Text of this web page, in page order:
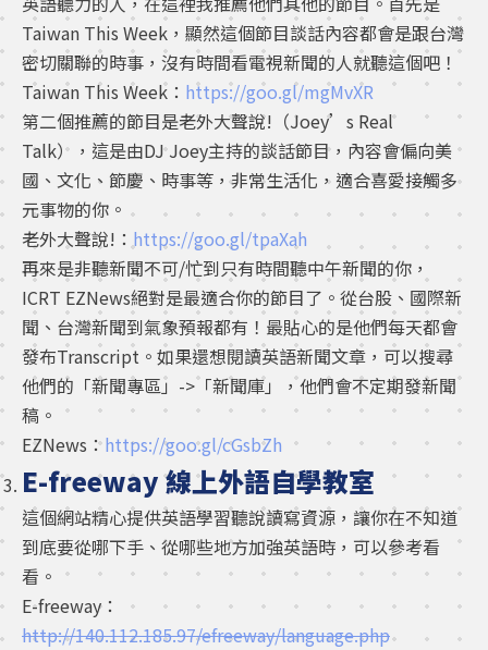
Taiwan This Week，顯然這個節目談話內容都會是跟台灣
密切關聯的時事，沒有時間看電視新聞的人就聽這個吧！
Taiwan This Week： https://goo.gl/mgMvXR
第二個推薦的節目是老外大聲說!（Joey’s Real
Talk），這是由DJ Joey主持的談話節目，內容會偏向美
國、文化、節慶、時事等，非常生活化，適合喜愛接觸多
元事物的你。
老外大聲說!：https://goo.gl/tpaXah
再來是非聽新聞不可/忙到只有時間聽中午新聞的你，
ICRT EZNews絕對是最適合你的節目了。從台股、國際新
聞、台灣新聞到氣象預報都有！最貼心的是他們每天都會
發布Transcript。如果還想閱讀英語新聞文章，可以搜尋
他們的「新聞專區」->「新聞庫」，他們會不定期發新聞
稿。
EZNews：https://goo.gl/cGsbZh
E-freeway線上外語自學教室
這個網站精心提供英語學習聽說讀寫資源，讓你在不知道
到底要從哪下手、從哪些地方加強英語時，可以參考看
看。
E-freeway：
http://140.112.185.97/efreeway/language.php